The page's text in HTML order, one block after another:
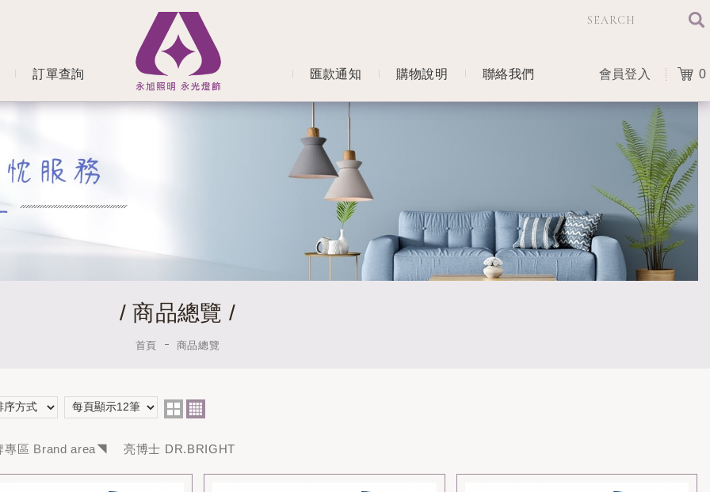
訂單查詢 匯款通知 購物說明 聯絡我們 會員登入 0
/ 商品總覽 /
首頁 商品總覽
區 Brand area◥ 亮博士 DR.BRIGHT